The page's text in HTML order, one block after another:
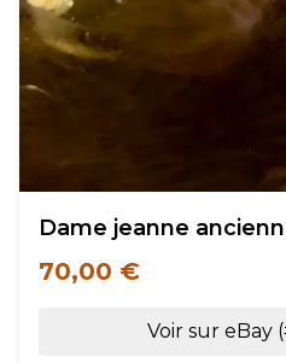
Dame jeanne
70,00 €
Voir sur eBay